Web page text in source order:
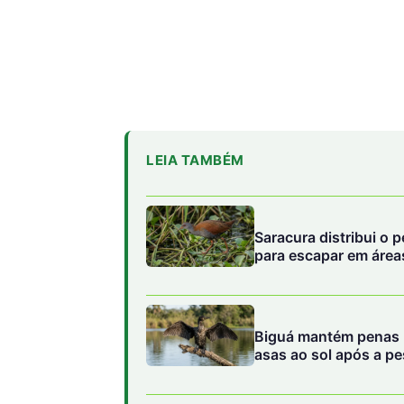
LEIA TAMBÉM
Saracura distribui o
para escapar em
Biguá mantém
asas ao sol após a